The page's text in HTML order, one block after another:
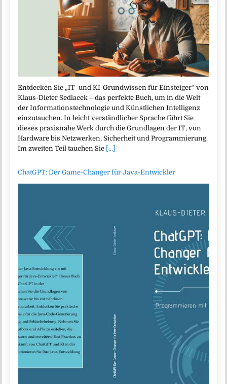
Entdecken Sie „IT- und KI-Grundwissen für Einsteiger“ von
Klaus-Dieter Sedlacek – das perfekte Buch, um in die Welt
der Informationstechnologie und Künstlichen Intelligenz
einzutauchen. In leicht verständlicher Sprache führt Sie
dieses praxisnahe Werk durch die Grundlagen der IT, von
Hardware bis Netzwerken, Sicherheit und Programmierung.
Im zweiten Teil tauchen Sie [...]
ChatGPT: Der Game-Changer für Java-Entwickler